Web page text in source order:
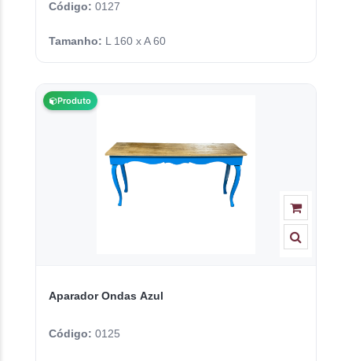
Código: 0127
Tamanho: L 160 x A 60
Produto
Aparador Ondas Azul
Código: 0125